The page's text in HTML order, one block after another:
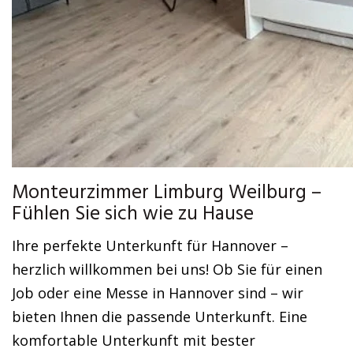
Monteurzimmer Limburg Weilburg –
Fühlen Sie sich wie zu Hause
Ihre perfekte Unterkunft für Hannover –
herzlich willkommen bei uns! Ob Sie für einen
Job oder eine Messe in Hannover sind – wir
bieten Ihnen die passende Unterkunft. Eine
komfortable Unterkunft mit bester